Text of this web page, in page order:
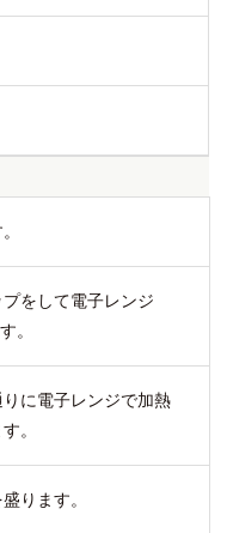
をして電子レンジ
。
に電子レンジで加熱
。
ります。